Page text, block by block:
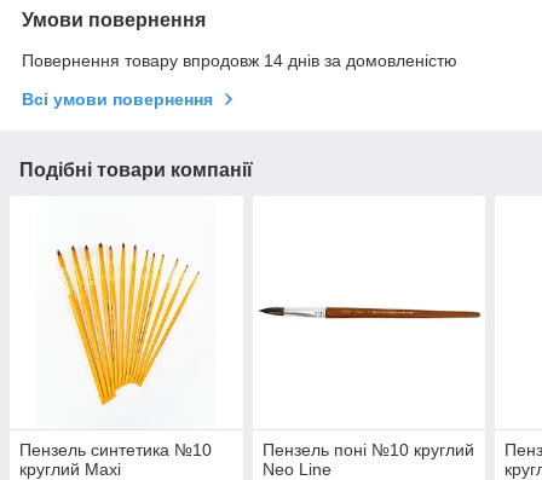
Умови повернення
Повернення товару впродовж 14 днів за домовленістю
Всі умови повернення
Подібні товари компанії
Пензель синтетика №10
круглий Maxi
Пензель поні №10 круглий
Neo Line